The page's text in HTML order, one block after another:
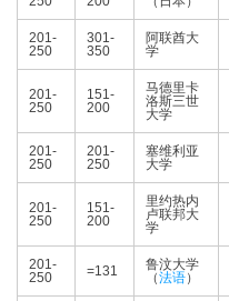
201-
250
301-
350
阿联酋大
学
201-
250
151-
200
马德里卡
洛斯三世
大学
201-
250
201-
250
塞维利亚
大学
201-
250
151-
200
里约热内
卢联邦大
学
201-
250
=131
鲁汶大学
（法语）